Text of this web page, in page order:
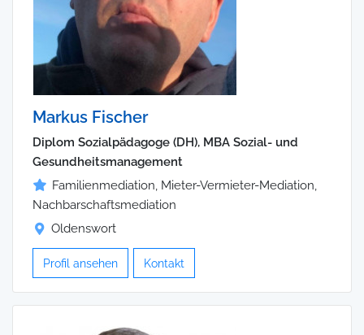
Markus Fischer
Diplom Sozialpädagoge (DH), MBA Sozial- und
Gesundheitsmanagement
Familienmediation, Mieter-Vermieter-Mediation,
Nachbarschaftsmediation
Oldenswort
Profil ansehen Kontakt